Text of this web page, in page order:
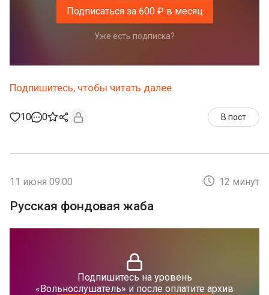
Подписаться за 600 ₽ в месяц
Уже есть подписка?
Подпишитесь, чтобы читать далее
10 0 В пост
11 июня 09:00 12 минут
Русская фондовая жаба
Подпишитесь на уровень
«Вольнослушатель» и после оплатите архив